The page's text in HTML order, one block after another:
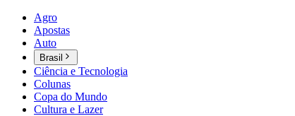
Agro
Apostas
Auto
Brasil
Ciência e Tecnologia
Colunas
Copa do Mundo
Cultura e Lazer